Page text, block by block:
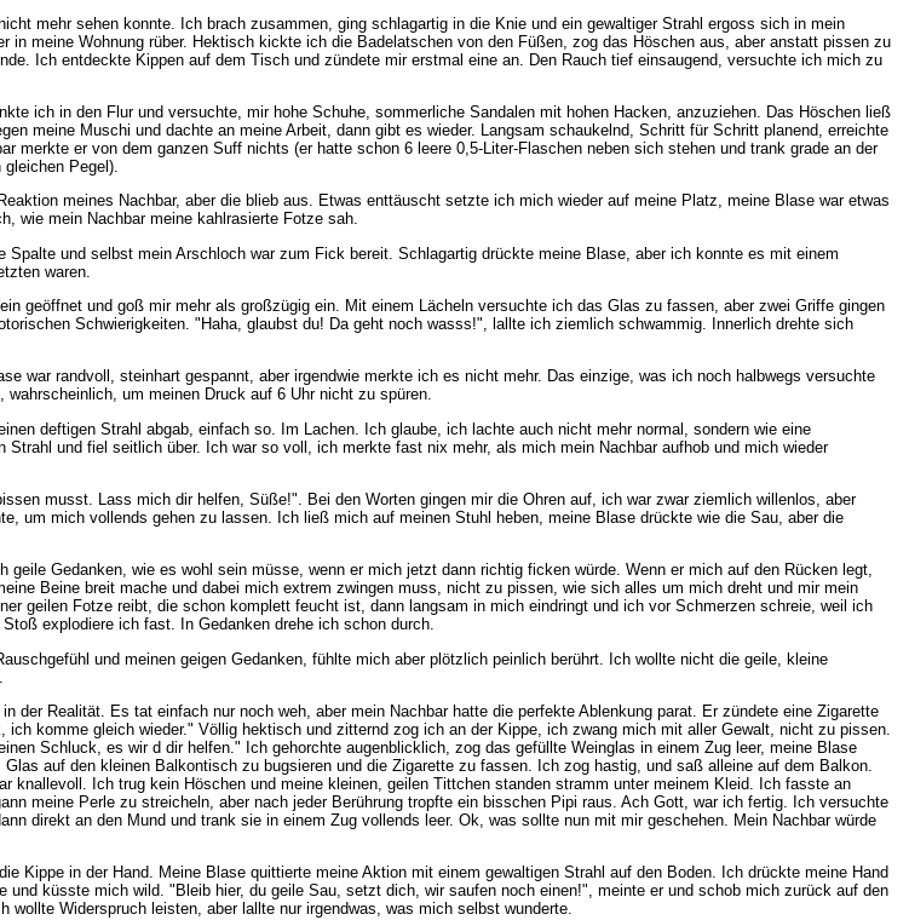
mehr sehen konnte. Ich brach zusammen, ging schlagartig in die Knie und ein gewaltiger Strahl ergoss sich in mein
meine Wohnung rüber. Hektisch kickte ich die Badelatschen von den Füßen, zog das Höschen aus, aber anstatt pissen zu
Ich entdeckte Kippen auf dem Tisch und zündete mir erstmal eine an. Den Rauch tief einsaugend, versuchte ich mich zu
ich in den Flur und versuchte, mir hohe Schuhe, sommerliche Sandalen mit hohen Hacken, anzuziehen. Das Höschen ließ
meine Muschi und dachte an meine Arbeit, dann gibt es wieder. Langsam schaukelnd, Schritt für Schritt planend, erreichte
er von dem ganzen Suff nichts (er hatte schon 6 leere 0,5-Liter-Flaschen neben sich stehen und trank grade an der
Pegel).
meines Nachbar, aber die blieb aus. Etwas enttäuscht setzte ich mich wieder auf meine Platz, meine Blase war etwas
wie mein Nachbar meine kahlrasierte Fotze sah.
und selbst mein Arschloch war zum Fick bereit. Schlagartig drückte meine Blase, aber ich konnte es mit einem
waren.
geöffnet und goß mir mehr als großzügig ein. Mit einem Lächeln versuchte ich das Glas zu fassen, aber zwei Griffe gingen
Schwierigkeiten. "Haha, glaubst du! Da geht noch wasss!", lallte ich ziemlich schwammig. Innerlich drehte sich
war randvoll, steinhart gespannt, aber irgendwie merkte ich es nicht mehr. Das einzige, was ich noch halbwegs versuchte
um meinen Druck auf 6 Uhr nicht zu spüren.
deftigen Strahl abgab, einfach so. Im Lachen. Ich glaube, ich lachte auch nicht mehr normal, sondern wie eine
und fiel seitlich über. Ich war so voll, ich merkte fast nix mehr, als mich mein Nachbar aufhob und mich wieder
musst. Lass mich dir helfen, Süße!". Bei den Worten gingen mir die Ohren auf, ich war zwar ziemlich willenlos, aber
um mich vollends gehen zu lassen. Ich ließ mich auf meinen Stuhl heben, meine Blase drückte wie die Sau, aber die
Gedanken, wie es wohl sein müsse, wenn er mich jetzt dann richtig ficken würde. Wenn er mich auf den Rücken legt,
Beine breit mache und dabei mich extrem zwingen muss, nicht zu pissen, wie sich alles um mich dreht und mir mein
geilen Fotze reibt, die schon komplett feucht ist, dann langsam in mich eindringt und ich vor Schmerzen schreie, weil ich
explodiere ich fast. In Gedanken drehe ich schon durch.
und meinen geigen Gedanken, fühlte mich aber plötzlich peinlich berührt. Ich wollte nicht die geile, kleine
der Realität. Es tat einfach nur noch weh, aber mein Nachbar hatte die perfekte Ablenkung parat. Er zündete eine Zigarette
komme gleich wieder." Völlig hektisch und zitternd zog ich an der Kippe, ich zwang mich mit aller Gewalt, nicht zu pissen.
Schluck, es wir d dir helfen." Ich gehorchte augenblicklich, zog das gefüllte Weinglas in einem Zug leer, meine Blase
auf den kleinen Balkontisch zu bugsieren und die Zigarette zu fassen. Ich zog hastig, und saß alleine auf dem Balkon.
knallevoll. Ich trug kein Höschen und meine kleinen, geilen Tittchen standen stramm unter meinem Kleid. Ich fasste an
meine Perle zu streicheln, aber nach jeder Berührung tropfte ein bisschen Pipi raus. Ach Gott, war ich fertig. Ich versuchte
direkt an den Mund und trank sie in einem Zug vollends leer. Ok, was sollte nun mit mir geschehen. Mein Nachbar würde
Kippe in der Hand. Meine Blase quittierte meine Aktion mit einem gewaltigen Strahl auf den Boden. Ich drückte meine Hand
küsste mich wild. "Bleib hier, du geile Sau, setzt dich, wir saufen noch einen!", meinte er und schob mich zurück auf den
Widerspruch leisten, aber lallte nur irgendwas, was mich selbst wunderte.